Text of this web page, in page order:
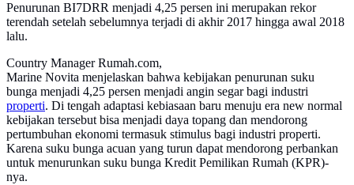
Penurunan BI7DRR menjadi 4,25 persen ini merupakan rekor
terendah setelah sebelumnya terjadi di akhir 2017 hingga awal 2018
lalu.
Country Manager Rumah.com,
Marine Novita menjelaskan bahwa kebijakan penurunan suku
bunga menjadi 4,25 persen menjadi angin segar bagi industri
properti. Di tengah adaptasi kebiasaan baru menuju era new normal
kebijakan tersebut bisa menjadi daya topang dan mendorong
pertumbuhan ekonomi termasuk stimulus bagi industri properti.
Karena suku bunga acuan yang turun dapat mendorong perbankan
untuk menurunkan suku bunga Kredit Pemilikan Rumah (KPR)-
nya.